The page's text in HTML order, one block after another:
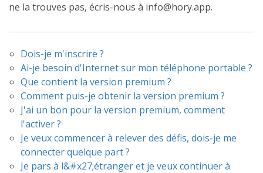
ne la trouves pas, écris-nous à info@hory.app.
Dois-je m'inscrire ?
Ai-je besoin d'Internet sur mon téléphone portable ?
Que contient la version premium ?
Comment puis-je obtenir la version premium ?
J'ai un bon pour la version premium, comment
l'activer ?
Je veux commencer à relever des défis, dois-je me
connecter quelque part ?
Je pars à l&#x27;étranger et je veux continuer à